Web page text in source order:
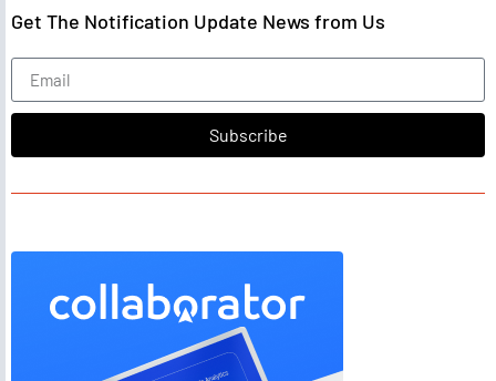
Get The Notification Update News from Us
Subscribe